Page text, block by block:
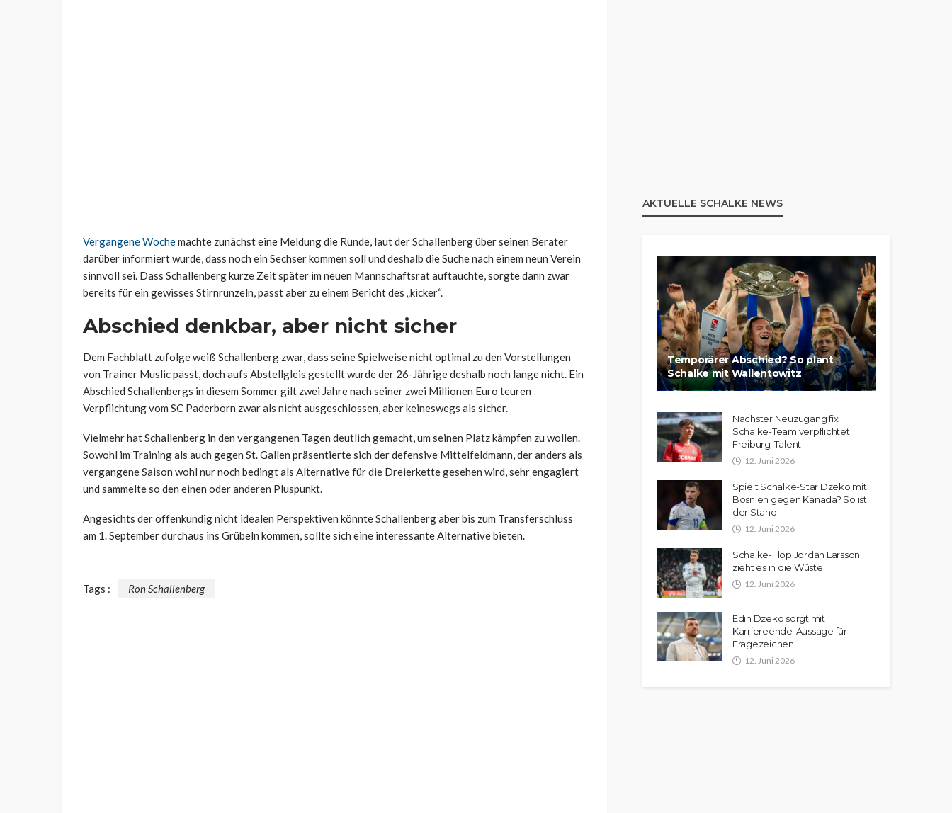
Vergangene Wochemachte zunächst eine Meldung die Runde, laut der Schallenberg über seinen Berater
darüber informiert wurde, dass noch ein Sechser kommen soll und deshalb die Suche nach einem neun Verein
sinnvoll sei. Dass Schallenberg kurze Zeit später im neuen Mannschaftsrat auftauchte, sorgte dann zwar
bereits für ein gewisses Stirnrunzeln, passt aber zu einem Bericht des „kicker“.
Abschied denkbar, aber nicht sicher
Dem Fachblatt zufolge weiß Schallenberg zwar, dass seine Spielweise nicht optimal zu den Vorstellungen
von Trainer Muslic passt, doch aufs Abstellgleis gestellt wurde der 26-Jährige deshalb noch lange nicht. Ein
Abschied Schallenbergs in diesem Sommer gilt zwei Jahre nach seiner zwei Millionen Euro teuren
Verpflichtung vom SC Paderborn zwar als nicht ausgeschlossen, aber keineswegs als sicher.
Vielmehr hat Schallenberg in den vergangenen Tagen deutlich gemacht, um seinen Platz kämpfen zu wollen.
Sowohl im Training als auch gegen St. Gallen präsentierte sich der defensive Mittelfeldmann, der anders als
vergangene Saison wohl nur noch bedingt als Alternative für die Dreierkette gesehen wird, sehr engagiert
und sammelte so den einen oder anderen Pluspunkt.
Angesichts der offenkundig nicht idealen Perspektiven könnte Schallenberg aber bis zum Transferschluss
am 1. September durchaus ins Grübeln kommen, sollte sich eine interessante Alternative bieten.
Tags : Ron Schallenberg
AKTUELLE SCHALKE NEWS
Temporärer Abschied? So plant
Schalke mit Wallentowitz
Nächster Neuzugang fix:
Schalke-Team verpflichtet
Freiburg-Talent
12. Juni 2026
Spielt Schalke-Star Dzeko mit
Bosnien gegen Kanada? So ist
der Stand
12. Juni 2026
Schalke-Flop Jordan Larsson
zieht es in die Wüste
12. Juni 2026
Edin Dzeko sorgt mit
Karriereende-Aussage für
Fragezeichen
12. Juni 2026